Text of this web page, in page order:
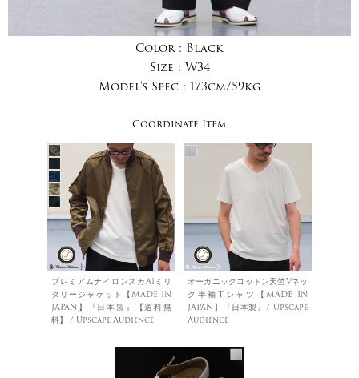
Color : Black
Size : W34
Model's Spec : 173cm/59kg
Coordinate Item
プレミアムナイロンスカA1ミリ
タリージャケット【MADE IN
JAPAN】『日本製』【送料無
料】 / Upscape Audience
オーガニックコットン天竺Vネッ
ク半袖Tシャツ【MADE IN
JAPAN】『日本製』/ Upscape
Audience